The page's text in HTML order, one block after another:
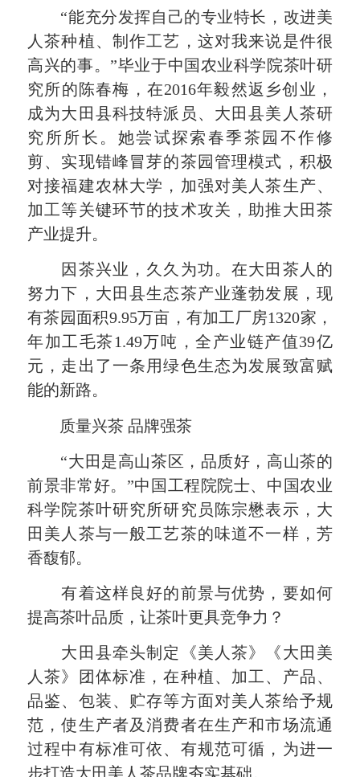
“能充分发挥自己的专业特长，改进美
人茶种植、制作工艺，这对我来说是件很
高兴的事。”毕业于中国农业科学院茶叶研
究所的陈春梅，在2016年毅然返乡创业，
成为大田县科技特派员、大田县美人茶研
究所所长。她尝试探索春季茶园不作修
剪、实现错峰冒芽的茶园管理模式，积极
对接福建农林大学，加强对美人茶生产、
加工等关键环节的技术攻关，助推大田茶
产业提升。
因茶兴业，久久为功。在大田茶人的
努力下，大田县生态茶产业蓬勃发展，现
有茶园面积9.95万亩，有加工厂房1320家，
年加工毛茶1.49万吨，全产业链产值39亿
元，走出了一条用绿色生态为发展致富赋
能的新路。
质量兴茶 品牌强茶
“大田是高山茶区，品质好，高山茶的
前景非常好。”中国工程院院士、中国农业
科学院茶叶研究所研究员陈宗懋表示，大
田美人茶与一般工艺茶的味道不一样，芳
香馥郁。
有着这样良好的前景与优势，要如何
提高茶叶品质，让茶叶更具竞争力？
大田县牵头制定《美人茶》《大田美
人茶》团体标准，在种植、加工、产品、
品鉴、包装、贮存等方面对美人茶给予规
范，使生产者及消费者在生产和市场流通
过程中有标准可依、有规范可循，为进一
步打造大田美人茶品牌夯实基础。